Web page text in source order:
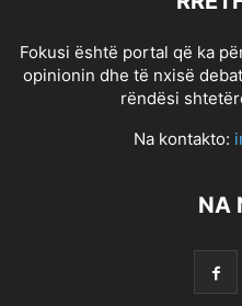
Fokusi është portal që ka
opinionin dhe të nxisë
rëndësi
Na kontakto:
NA